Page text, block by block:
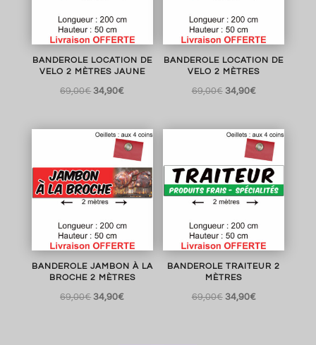
BANDEROLE LOCATION DE
VELO 2 MÈTRES JAUNE
69,00€ Le
était :
34,90€
est :
34,90€.
BANDEROLE LOCATION DE
VELO 2 MÈTRES
69,00€ Le
était :
69,00€.
34,90€Le
est :
34,90€.
BANDEROLE JAMBON À LA
BROCHE 2 MÈTRES
69,00€ Le
34,90€
BANDEROLE TRAITEUR 2
MÈTRES
69,00€ Le
34,90€Le